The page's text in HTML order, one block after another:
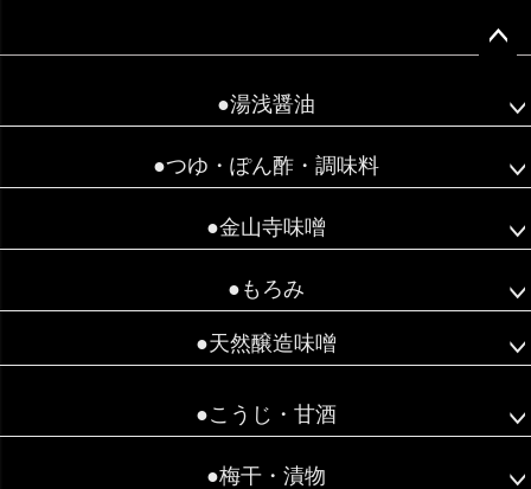
●湯浅醤油
●つゆ・ぽん酢・調味料
●金山寺味噌
●もろみ
●天然醸造味噌
●こうじ・甘酒
●梅干・漬物